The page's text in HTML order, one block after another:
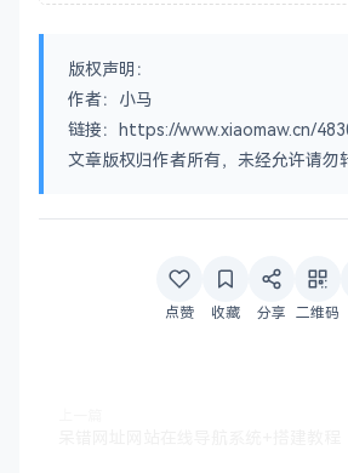
版权声明：
作者：小马
链接：https://www.xiaomaw.cn/
文章版权归作者所有，未经允许请勿
点赞 收藏 分享 二维码